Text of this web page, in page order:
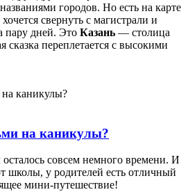
городов. Но есть на карте
свернуть с магистрали и
пару дней. Это Казань — столица
сказка переплетается с высокими
на каникулы?
совсем немного времени. И
школы, у родителей есть отличный
мини-путешествие!